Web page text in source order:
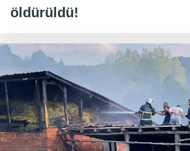
öldürüldü!